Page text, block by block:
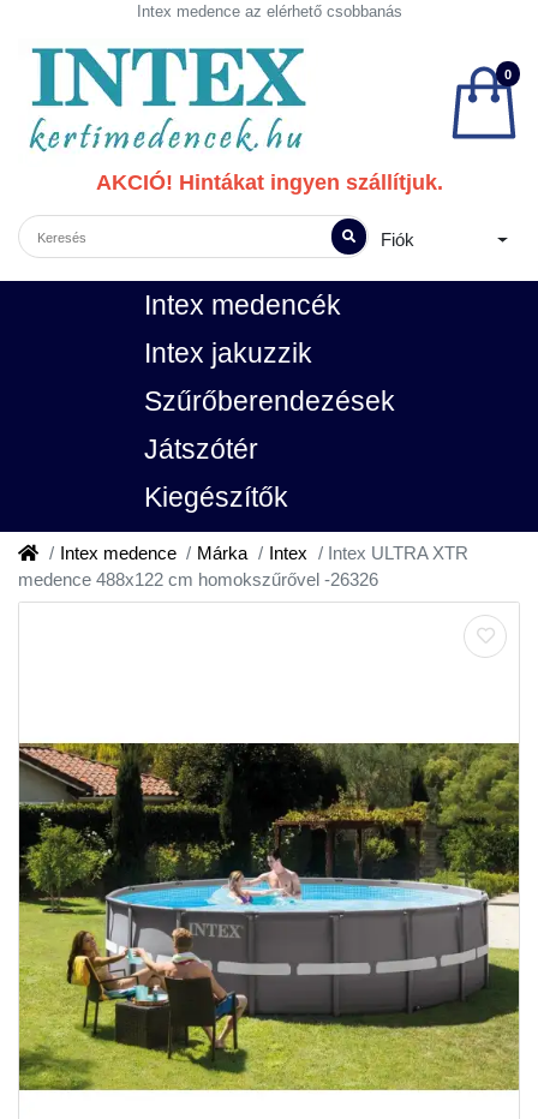
Intex medence az elérhető csobbanás
0
AKCIÓ! Hintákat ingyen szállítjuk.
Fiók
Intex medencék
Intex jakuzzik
Szűrőberendezések
Játszótér
Kiegészítők
Intex medence Márka Intex
Intex ULTRA XTR
medence 488x122 cm homokszűrővel -26326